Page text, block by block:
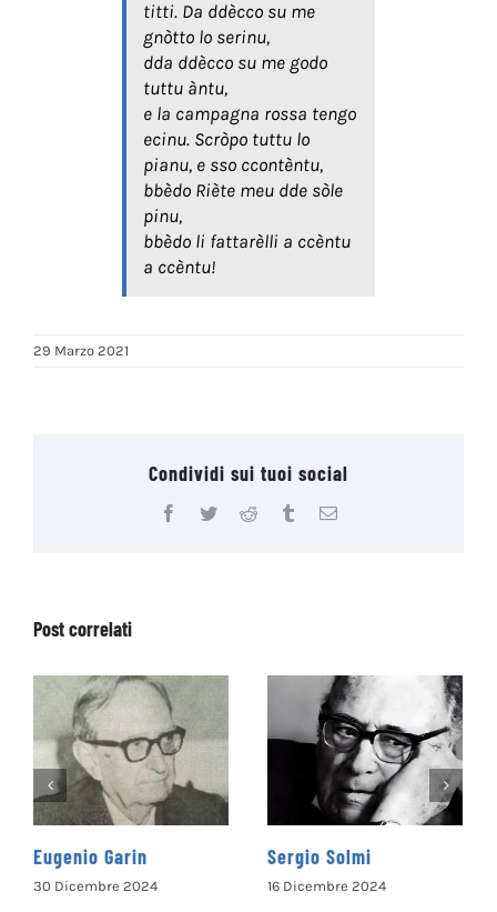
titti. Da ddècco su me
gnòtto lo serinu,
dda ddècco su me godo
tuttu àntu,
e la campagna rossa tengo
ecinu. Scròpo tuttu lo
pianu, e sso ccontèntu,
bbèdo Riète meu dde sòle
pinu,
bbèdo li fattarèlli a ccèntu
a ccèntu!
29 Marzo 2021
Condividi sui tuoi social
Facebook
TwitterReddit TumblrEmail
Post correlati
Sergio Solmi
16 Dicembre 2024
Santa Filippa Mareri
11 Maggio 2024